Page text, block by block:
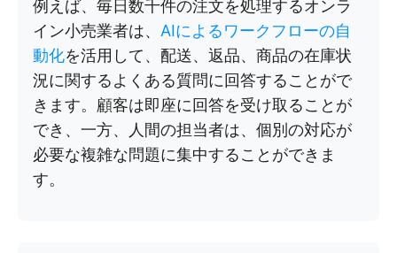
例えば、毎日数千件の注文を処理するオンラ
イン小売業者は、 AIによるワークフローの自
動化を活用して、配送、返品、商品の在庫状
況に関するよくある質問に回答することがで
きます。顧客は即座に回答を受け取ることが
でき、一方、人間の担当者は、個別の対応が
必要な複雑な問題に集中することができま
す。